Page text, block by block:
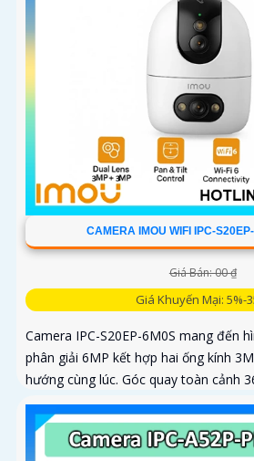
CAMERA IMOU WIFI IPC-
Giá Bán: 00 ₫
Giá Khuyến Mại: 5%-
Camera IPC-S20EP-6M0S mang đến
phân giải 6MP kết hợp hai ống kính
hướng cùng lúc. Góc quay toàn cảnh
ngoại 15m cho phép ghi hình rõ nét